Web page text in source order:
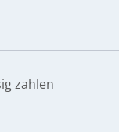
zahlen